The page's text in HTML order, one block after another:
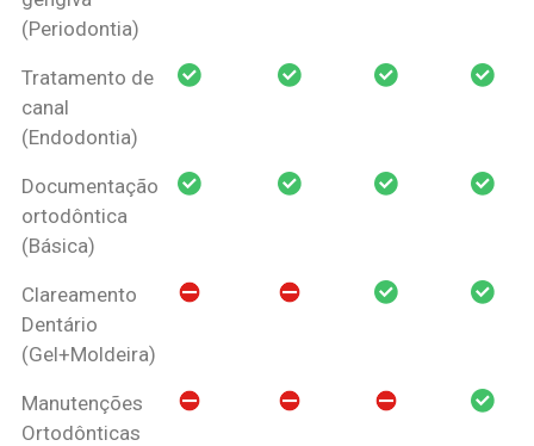
(Periodontia)
Tratamento de
canal
(Endodontia)
Documentação
ortodôntica
(Básica)
Clareamento
Dentário
(Gel+Moldeira)
Manutenções
Ortodônticas